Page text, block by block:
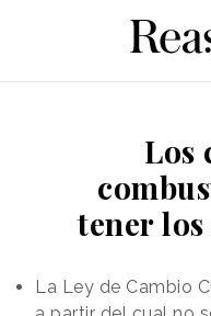
Los
tener
La Ley de Cambio